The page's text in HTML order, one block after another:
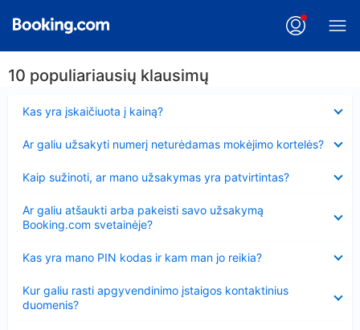
10 populiariausių klausimų
Kas yra įskaičiuota į kainą?
Ar galiu užsakyti numerį neturėdamas mokėjimo kortelės?
Kaip sužinoti, ar mano užsakymas yra patvirtintas?
Ar galiu atšaukti arba pakeisti savo užsakymą
Booking.com svetainėje?
Kas yra mano PIN kodas ir kam man jo reikia?
Kur galiu rasti apgyvendinimo įstaigos kontaktinius
duomenis?